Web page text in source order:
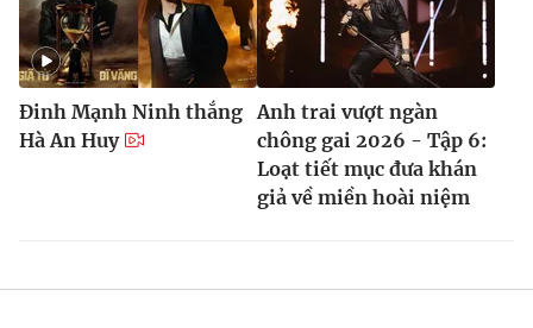
Đinh Mạnh Ninh thắng
Hà An Huy
Anh trai vượt ngàn
chông gai 2026 - Tập 6:
Loạt tiết mục đưa khán
giả về miền hoài niệm